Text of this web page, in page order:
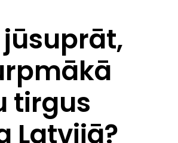
jūsuprāt,
tirgus
Latvijā?